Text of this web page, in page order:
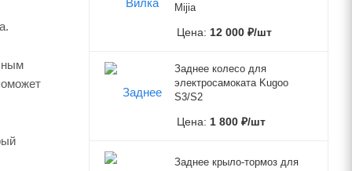
Mijia
Цена: 12 000 ₽/шт
Заднее колесо для
электросамоката Kugoo
S3/S2
Цена: 1 800 ₽/шт
Заднее крыло-тормоз для